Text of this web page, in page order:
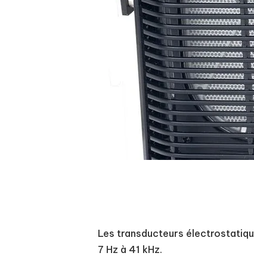
Les transducteurs
7 Hz à 41 kHz.